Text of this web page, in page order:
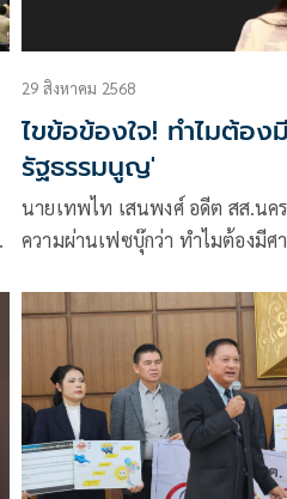
29 สิงหาคม 2568
ไขข้อข้องใจ! ทำไมต้อง
รัฐธรรมนูญ'
นายเทพไท เสนพงศ์ อดีต สส.นค
ความผ่านเฟซบุ๊กว่า ทำไมต้องมีศ